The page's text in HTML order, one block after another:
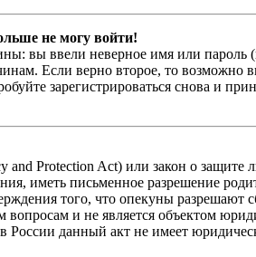
не могу войти!
вы ввели неверное имя или пароль
Если верно второе, то возможно
зарегистрироваться снова и
and Protection Act) или закон о
иметь письменное разрешение
того, что опекуны разрешают
вопросам и не является объектом
России данный акт не имеет